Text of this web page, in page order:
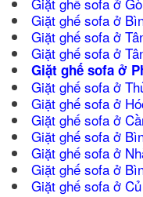
Giặt ghế sofa ở
Giặt ghế sofa ở
Giặt ghế sofa ở
Giặt ghế sofa ở
Giặt ghế sofa ở
Giặt ghế sofa ở
Giặt ghế sofa ở
Giặt ghế sofa ở
Giặt ghế sofa ở
Giặt ghế sofa ở
Giặt ghế sofa ở